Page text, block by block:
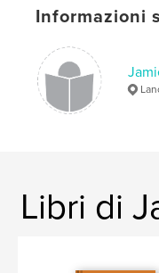
WidowsCry
Informazioni
Libri di